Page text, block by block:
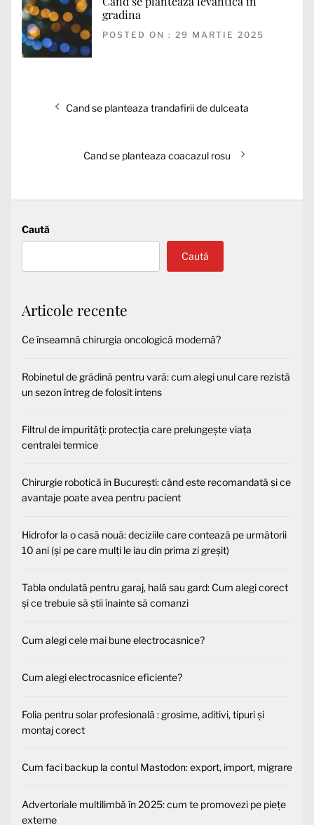
gradina
POSTED ON : 29 MARTIE 2025
Articolul
Cand se planteaza trandafirii de dulceata
Articolul
Cand se planteaza coacazul rosu
Caută
Caută
Articole recente
Ce înseamnă chirurgia oncologică modernă?
Robinetul de grădină pentru vară: cum alegi unul care rezistă
un sezon întreg de folosit intens
Filtrul de impurități: protecția care prelungește viața
centralei termice
Chirurgie robotică în București: când este recomandată și ce
avantaje poate avea pentru pacient
Hidrofor la o casă nouă: deciziile care contează pe următorii
10 ani (și pe care mulți le iau din prima zi greșit)
Tabla ondulată pentru garaj, hală sau gard: Cum alegi corect
și ce trebuie să știi înainte să comanzi
Cum alegi cele mai bune electrocasnice?
Cum alegi electrocasnice eficiente?
Folia pentru solar profesională : grosime, aditivi, tipuri și
montaj corect
Cum faci backup la contul Mastodon: export, import, migrare
Advertoriale multilimbă în 2025: cum te promovezi pe piețe
externe